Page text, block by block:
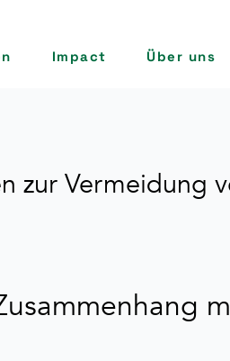
Impact Über uns
zur Vermeidung